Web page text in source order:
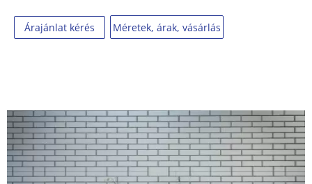
Árajánlat kérés Méretek, árak, vásárlás